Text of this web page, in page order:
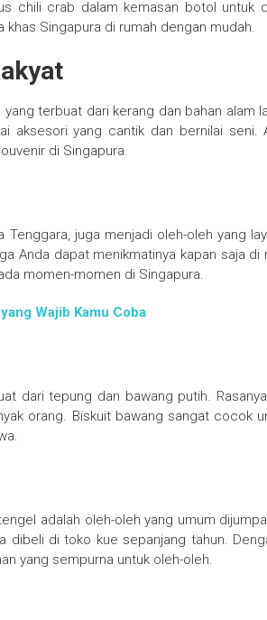
chili crab dalam kemasan botol untuk
Singapura di rumah dengan mudah.
terbuat dari kerang dan bahan alam
aksesori yang cantik dan bernilai seni.
di Singapura.
juga menjadi oleh-oleh yang
Anda dapat menikmatinya kapan saja di
momen-momen di Singapura.
Wajib Kamu Coba
dari tepung dan bawang putih.
orang. Biskuit bawang sangat cocok
adalah oleh-oleh yang umum
dibeli di toko kue sepanjang tahun.
yang sempurna untuk oleh-oleh.